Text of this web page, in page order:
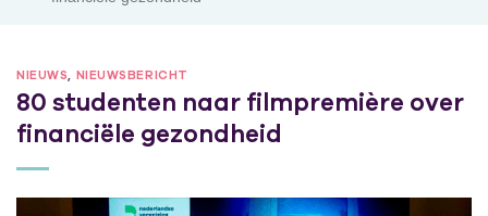
NIEUWS NIEUWSBERICHT
80 studenten naar film­première over
financiële gezondheid